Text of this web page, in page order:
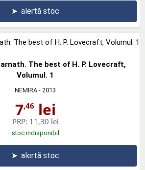
➤ alertă stoc
The best of H. P. Lovecraft,
Volumul. 1
NEMIRA - 2013
7,46 lei
PRP: 11,30 lei
stoc indisponibil
➤ alertă stoc